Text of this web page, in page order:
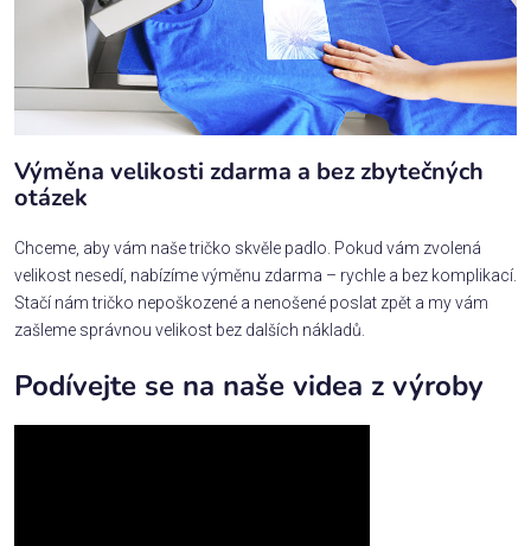
Výměna velikosti zdarma a bez zbytečných
otázek
Chceme, aby vám naše tričko skvěle padlo. Pokud vám zvolená
velikost nesedí, nabízíme výměnu zdarma – rychle a bez komplikací.
Stačí nám tričko nepoškozené a nenošené poslat zpět a my vám
zašleme správnou velikost bez dalších nákladů.
Podívejte se na naše videa z výroby